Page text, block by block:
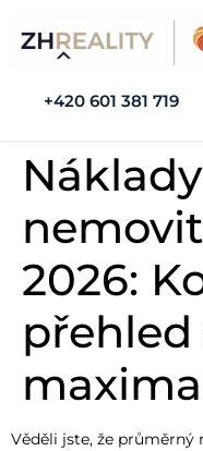
+420 601 381 719
2026:
přehled
Věděli jste, že